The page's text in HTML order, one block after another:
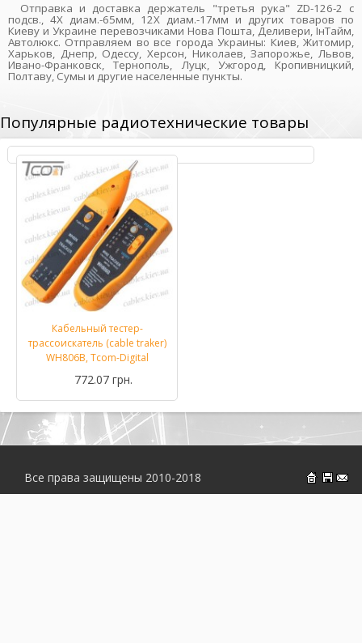
Отправка и доставка держатель "третья рука" ZD-126-2 с
подсв., 4Х диам.-65мм, 12Х диам.-17мм и других товаров по
Киеву и Украине перевозчиками Нова Пошта, Деливери, ІнТайм,
Автолюкс. Отправляем во все города Украины: Киев, Житомир,
Харьков, Днепр, Одессу, Херсон, Николаев, Запорожье, Львов,
Ивано-Франковск, Тернополь, Луцк, Ужгород, Кропивницкий,
Полтаву, Сумы и другие населенные пункты.
Популярные радиотехнические товары
Кабельный тестер-
трассоискатель (cable traker)
WH806B, Tcom-Digital
772.07 грн.
На
Все права защищены 2010-2018